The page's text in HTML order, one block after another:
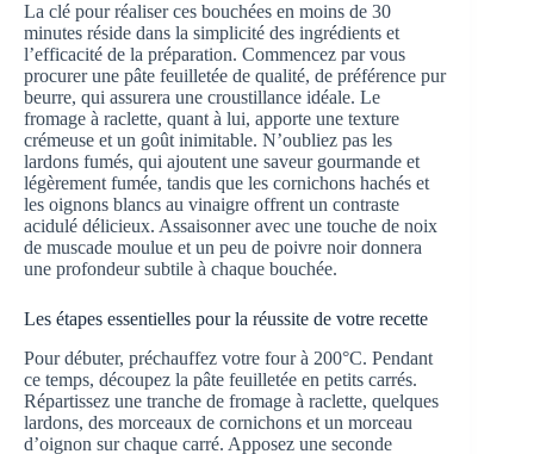
La clé pour réaliser ces bouchées en moins de 30
minutes réside dans la simplicité des ingrédients et
l’efficacité de la préparation. Commencez par vous
procurer une pâte feuilletée de qualité, de préférence pur
beurre, qui assurera une croustillance idéale. Le
fromage à raclette, quant à lui, apporte une texture
crémeuse et un goût inimitable. N’oubliez pas les
lardons fumés, qui ajoutent une saveur gourmande et
légèrement fumée, tandis que les cornichons hachés et
les oignons blancs au vinaigre offrent un contraste
acidulé délicieux. Assaisonner avec une touche de noix
de muscade moulue et un peu de poivre noir donnera
une profondeur subtile à chaque bouchée.
Les étapes essentielles pour la réussite de votre recette
Pour débuter, préchauffez votre four à 200°C. Pendant
ce temps, découpez la pâte feuilletée en petits carrés.
Répartissez une tranche de fromage à raclette, quelques
lardons, des morceaux de cornichons et un morceau
d’oignon sur chaque carré. Apposez une seconde